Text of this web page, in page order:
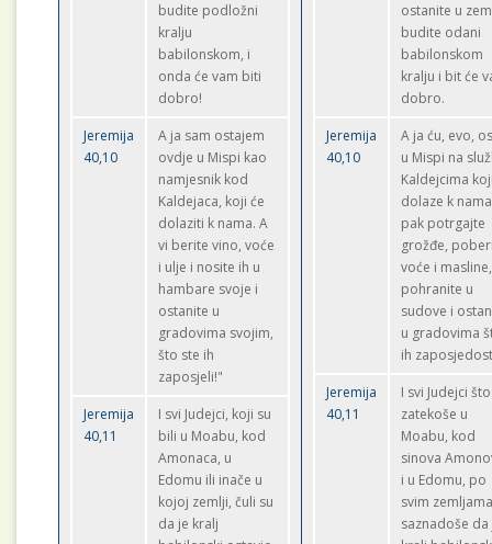
budite podložni
kralju
babilonskom, i
onda će vam biti
dobro!
Jeremija
40,10
A ja sam ostajem
ovdje u Mispi kao
namjesnik kod
Kaldejaca, koji će
dolaziti k nama. A
vi berite vino, voće
i ulje i nosite ih u
hambare svoje i
ostanite u
gradovima svojim,
što ste ih
zaposjeli!"
Jeremija
40,11
I svi Judejci, koji su
bili u Moabu, kod
Amonaca, u
Edomu ili inače u
kojoj zemlji, čuli su
da je kralj
ostanite u
budite odani
babilonskom
kralju i bit će
dobro.
Jeremija
40,10
A ja ću, evo,
u Mispi na
Kaldejcima
dolaze k
pak potrgajte
grožđe,
voće i masline,
pohranite u
sudove i
u gradovima
ih
Jeremija
40,11
I svi Judejci
zatekoše u
Moabu, kod
sinova
i u Edomu, po
svim
saznadoše da